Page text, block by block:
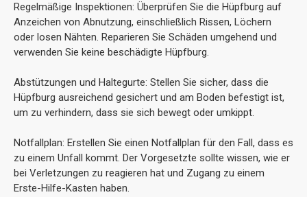
Regelmäßige Inspektionen: Überprüfen Sie die Hüpfburg auf
Anzeichen von Abnutzung, einschließlich Rissen, Löchern
oder losen Nähten. Reparieren Sie Schäden umgehend und
verwenden Sie keine beschädigte Hüpfburg.
Abstützungen und Haltegurte: Stellen Sie sicher, dass die
Hüpfburg ausreichend gesichert und am Boden befestigt ist,
um zu verhindern, dass sie sich bewegt oder umkippt.
Notfallplan: Erstellen Sie einen Notfallplan für den Fall, dass es
zu einem Unfall kommt. Der Vorgesetzte sollte wissen, wie er
bei Verletzungen zu reagieren hat und Zugang zu einem
Erste-Hilfe-Kasten haben.